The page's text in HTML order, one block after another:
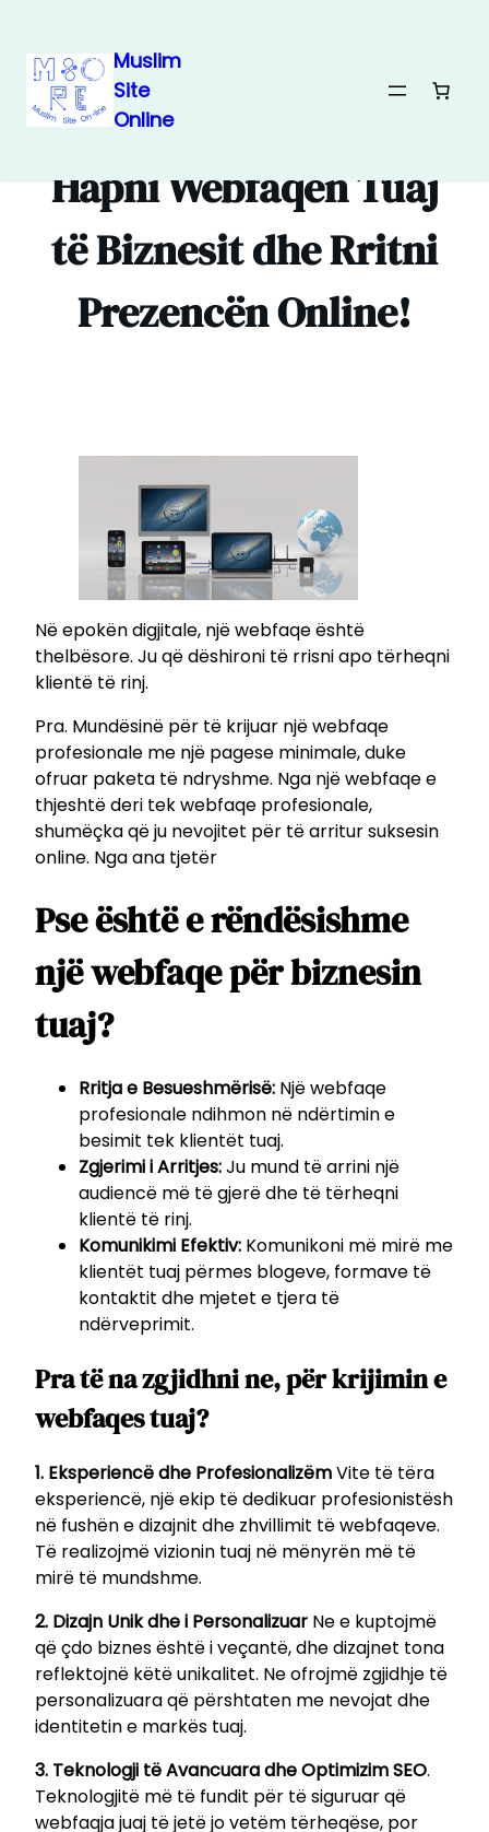
Skip
Muslim
Site
Online
Hapni Webfaqen Tuaj
të Biznesit dhe Rritni
Prezencën Online!
Në epokën digjitale, një webfaqe është
thelbësore. Ju që dëshironi të rrisni apo tërheqni
klientë të rinj.
Pra. Mundësinë për të krijuar një webfaqe
profesionale me një pagese minimale, duke
ofruar paketa të ndryshme. Nga një webfaqe e
thjeshtë deri tek webfaqe profesionale,
shumëçka që ju nevojitet për të arritur suksesin
online. Nga ana tjetër
Pse është e rëndësishme
një webfaqe për biznesin
tuaj?
Rritja e Besueshmërisë: Një webfaqe
profesionale ndihmon në ndërtimin e
besimit tek klientët tuaj.
Zgjerimi i Arritjes:Ju mund të arrini një
audiencë më të gjerë dhe të tërheqni
klientë të rinj.
Komunikimi Efektiv: Komunikoni më mirë me
klientët tuaj përmes blogeve, formave të
kontaktit dhe mjetet e tjera të
ndërveprimit.
Pra të na zgjidhni ne, për krijimin e
webfaqes tuaj?
1. Eksperiencë dhe ProfesionalizëmVite të tëra
eksperiencë, një ekip të dedikuar profesionistësh
në fushën e dizajnit dhe zhvillimit të webfaqeve.
Të realizojmë vizionin tuaj në mënyrën më të
mirë të mundshme.
2. Dizajn Unik dhe i Personalizuar Ne e kuptojmë
që çdo biznes është i veçantë, dhe dizajnet tona
reflektojnë këtë unikalitet. Ne ofrojmë zgjidhje të
personalizuara që përshtaten me nevojat dhe
identitetin e markës tuaj.
3. Teknologji të Avancuara dhe Optimizim SEO.
Teknologjitë më të fundit për të siguruar që
webfaqja juaj të jetë jo vetëm tërheqëse, por